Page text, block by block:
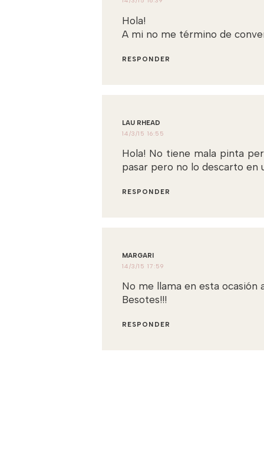
Hola!
A mi no me término de
RESPONDER
LAU RHEAD
14/3/15 16:55
Hola! No tiene mala pinta
pasar pero no lo descarto en
RESPONDER
MARGARI
14/3/15 17:59
No me llama en esta ocasión
Besotes!!!
RESPONDER